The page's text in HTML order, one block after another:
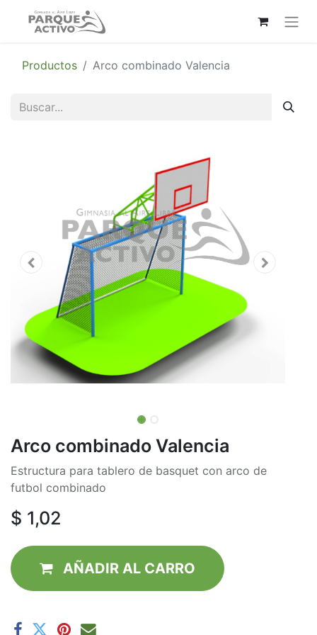
Productos Arco combinado Valencia
Arco combinado Valencia
Estructura para tablero de basquet con arco de
futbol combinado
$ 1,02
AÑADIR AL CAR​RO